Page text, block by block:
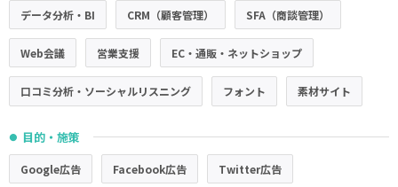
データ分析・BI CRM（顧客管理） SFA（商談管理）
Web会議 営業支援 EC・通販・ネットショップ
口コミ分析・ソーシャルリスニング フォント 素材サイト
● 目的・施策
Google広告 Facebook広告 Twitter広告